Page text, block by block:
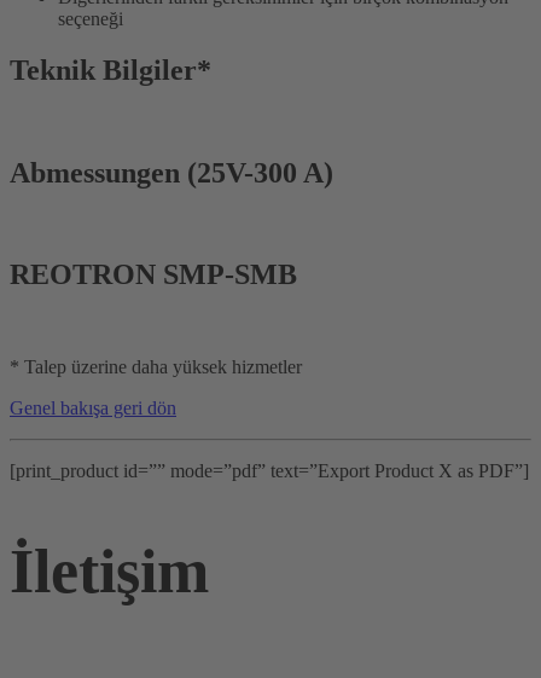
seçeneği
Teknik Bilgiler*
Abmessungen (25V-300 A)
REOTRON SMP-SMB
* Talep üzerine daha yüksek hizmetler
Genel bakışa geri dön
[print_product id=”” mode=”pdf” text=”Export Product X as PDF”]
İletişim